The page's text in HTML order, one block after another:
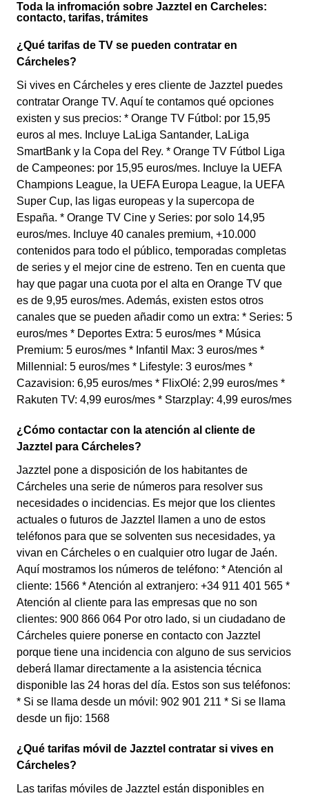
Toda la infromación sobre Jazztel en Carcheles:
contacto, tarifas, trámites
¿Qué tarifas de TV se pueden contratar en
Cárcheles?
Si vives en Cárcheles y eres cliente de Jazztel puedes
contratar Orange TV. Aquí te contamos qué opciones
existen y sus precios: * Orange TV Fútbol: por 15,95
euros al mes. Incluye LaLiga Santander, LaLiga
SmartBank y la Copa del Rey. * Orange TV Fútbol Liga
de Campeones: por 15,95 euros/mes. Incluye la UEFA
Champions League, la UEFA Europa League, la UEFA
Super Cup, las ligas europeas y la supercopa de
España. * Orange TV Cine y Series: por solo 14,95
euros/mes. Incluye 40 canales premium, +10.000
contenidos para todo el público, temporadas completas
de series y el mejor cine de estreno. Ten en cuenta que
hay que pagar una cuota por el alta en Orange TV que
es de 9,95 euros/mes. Además, existen estos otros
canales que se pueden añadir como un extra: * Series: 5
euros/mes * Deportes Extra: 5 euros/mes * Música
Premium: 5 euros/mes * Infantil Max: 3 euros/mes *
Millennial: 5 euros/mes * Lifestyle: 3 euros/mes *
Cazavision: 6,95 euros/mes * FlixOlé: 2,99 euros/mes *
Rakuten TV: 4,99 euros/mes * Starzplay: 4,99 euros/mes
¿Cómo contactar con la atención al cliente de
Jazztel para Cárcheles?
Jazztel pone a disposición de los habitantes de
Cárcheles una serie de números para resolver sus
necesidades o incidencias. Es mejor que los clientes
actuales o futuros de Jazztel llamen a uno de estos
teléfonos para que se solventen sus necesidades, ya
vivan en Cárcheles o en cualquier otro lugar de Jaén.
Aquí mostramos los números de teléfono: * Atención al
cliente: 1566 * Atención al extranjero: +34 911 401 565 *
Atención al cliente para las empresas que no son
clientes: 900 866 064 Por otro lado, si un ciudadano de
Cárcheles quiere ponerse en contacto con Jazztel
porque tiene una incidencia con alguno de sus servicios
deberá llamar directamente a la asistencia técnica
disponible las 24 horas del día. Estos son sus teléfonos:
* Si se llama desde un móvil: 902 901 211 * Si se llama
desde un fijo: 1568
¿Qué tarifas móvil de Jazztel contratar si vives en
Cárcheles?
Las tarifas móviles de Jazztel están disponibles en